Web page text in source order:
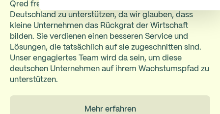
Qred freut sich sehr darauf, kleine Unternehmen in
Deutschland zu unterstützen, da wir glauben, dass
kleine Unternehmen das Rückgrat der Wirtschaft
bilden. Sie verdienen einen besseren Service und
Lösungen, die tatsächlich auf sie zugeschnitten sind.
Unser engagiertes Team wird da sein, um diese
deutschen Unternehmen auf ihrem Wachstumspfad zu
unterstützen.
Mehr erfahren